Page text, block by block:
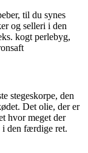
til du synes
og selleri i den
kogt perlebyg,
stegeskorpe, den
Det olie, der er
hvor meget der
i den færdige ret.